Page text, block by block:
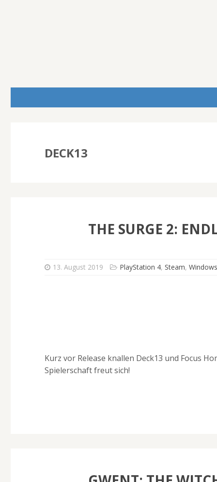
DECK13
THE SURGE 2:
13. August 2019 PlayStation 4,Steam,
Kurz vor Release knallen Deck13 und Focus
Spielerschaft freut sich!